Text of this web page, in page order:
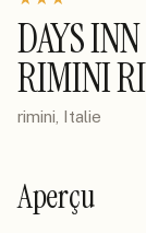
DAYS
RIMINI
rimini, Italie
Aperçu